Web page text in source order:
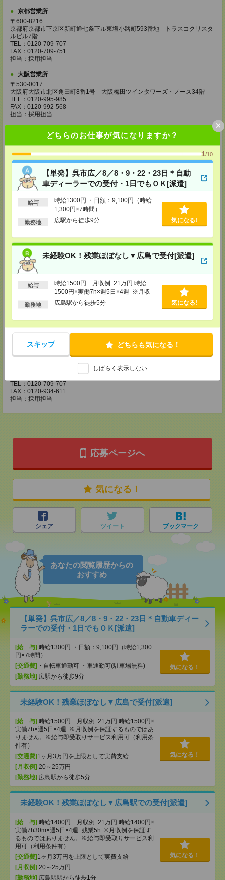
どちらのお仕事が気になりますか？
1/10
【単発】呉市広／8／8・9・22・23日＊自動
車ディーラーでの受付・1日でもＯＫ[派遣]
給与
時給1300円 ・日額：9,100円（時給
1,300円×7時間）
勤務地 広駅から徒歩9分 気になる!
未経験OK！残業ほぼなし▼広島で受付[派遣]
給与
時給1500円 月収例 21万円 時給
1500円×実働7h×週5日×4週 ※月収例
を保証するものではありません。※給
勤務地 広島駅から徒歩5分 気になる!
スキップ どちらも気になる！
しばらく表示しない
×
京都営業所
〒600-8216
京都府京都市下京区新町通七条下ル東塩小路町593番地 トラスコクリスタ
ルビル7階
TEL：0120-709-707
FAX：0120-709-751
担当：採用担当
大阪営業所
〒530-0017
大阪府大阪市北区角田町8番1号 大阪梅田ツインタワーズ・ノース34階
TEL：0120-995-985
FAX：0120-992-568
担当：採用担当
兵庫県神戸市中央区東川崎町1丁目3番3号 神戸ハーバーランドセンタービ
ル18階
TEL：0120-995-984
FAX：0120-709-785
担当：採用担当
広島営業所
〒730-0031
広島県広島市中区紙屋町2丁目1番地22号 広島興銀ビル11階
TEL：0120-709-707
FAX：0120-934-504
松山営業所
〒790-0003
愛媛県松山市三番町7丁目1番地21号 ジブラルタ生命松山ビル8階
TEL：0120-709-707
FAX：0120-709-890
担当：採用担当
福岡営業所
福岡県福岡市博多区中洲5丁目6番24号 第6ガーデンビル2階
TEL：0120-709-707
FAX：0120-709-927
担当：採用担当
熊本営業所
TEL：0120-709-707
FAX：0120-934-611
担当：採用担当
応募ページへ
気になる！
シェア ツイート ブックマーク
あなたの閲覧履歴からの
おすすめ
【単発】呉市広／8／8・9・22・23日＊自動車ディー
ラーでの受付・1日でもＯＫ[派遣]
[給 与] 時給1300円 ・日額：9,100円（時給1,300
円×7時間）
[交通費] ・自転車通勤可 ・車通勤可(駐車場無料)
[勤務地] 広駅から徒歩9分
気になる！
未経験OK！残業ほぼなし▼広島で受付[派遣]
[給 与] 時給1500円 月収例 21万円 時給1500円×
実働7h×週5日×4週 ※月収例を保証するものではあ
りません。※給与即受取りサービス利用可（利用条
件有）
[交通費] 1ヶ月3万円を上限として実費支給
[月収例] 20～25万円
[勤務地] 広島駅から徒歩5分
気になる！
未経験OK！残業ほぼなし▼広島駅での受付[派遣]
[給 与] 時給1400円 月収例 21万円 時給1400円×
実働7h30m×週5日×4週+残業5h ※月収例を保証す
るものではありません。※給与即受取りサービス利
用可（利用条件有）
[交通費] 1ヶ月3万円を上限として実費支給
[月収例] 20～25万円
[勤務地] 広島駅駅から徒歩1分
気になる！